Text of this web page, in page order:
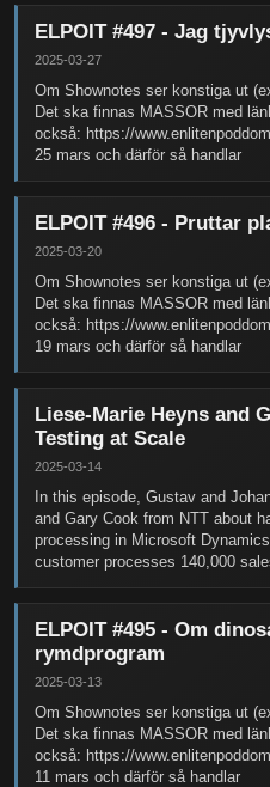
ELPOIT #497 - Jag
2025-03-27
Om Shownotes ser konstiga ut
Det ska finnas MASSOR med
också: https://
25 mars och därför så handlar
ELPOIT #496 - Pruttar
2025-03-20
Om Shownotes ser konstiga ut
Det ska finnas MASSOR med
också: https://
19 mars och därför så handlar
Liese-Marie Heyns and
Testing at Scale
2025-03-14
In this episode, Gustav and
and Gary Cook from NTT about
processing in Microsoft
customer processes 140,000
ELPOIT #495 - Om
rymdprogram
2025-03-13
Om Shownotes ser konstiga ut
Det ska finnas MASSOR med
också: https://
11 mars och därför så handlar